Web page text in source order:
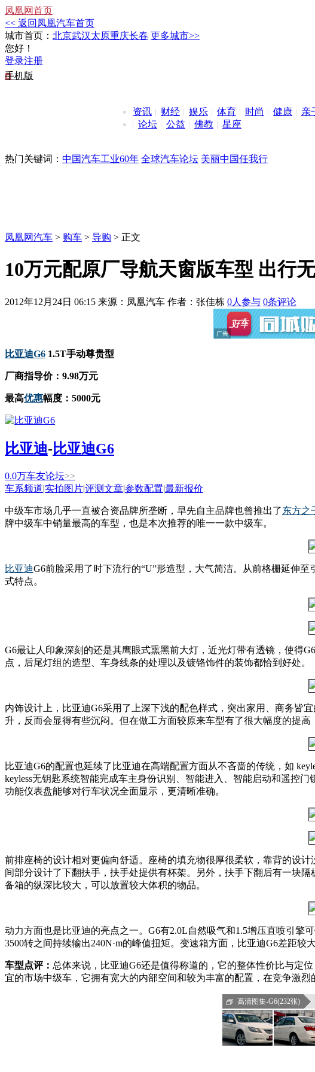
凤凰网首页
<< 返回凤凰汽车首页
城市首页： 北京武汉太原重庆长春 更多城市>>
您好！
登录注册
手机版
资讯
财经 娱乐 体育 时尚 健康 亲
论坛
公益 佛教 星座
热门关键词： 中国汽车工业60年 全球汽车论坛 美丽中国任我行
凤凰网汽车 > 购车 > 导购 > 正文
10万元配原厂导航天窗版车型 出行
2012年12月24日 06:15 来源：凤凰汽车 作者： 张佳栋 0人参与 0条评论
比亚迪G6 1.5T手动尊贵型
厂商指导价：9.98万元
最高优惠幅度：5000元
比亚迪-比亚迪G6
0.0万车友论坛>>
车系频道|实拍图片|评测文章|参数配置|最新报价
中级车市场几乎一直被合资品牌所垄断，早先自主品牌也曾推出了东方之
牌中级车中销量最高的车型，也是本次推荐的唯一一款中级车。
比亚迪G6前脸采用了时下流行的“U”形造型，大气简洁。从前格栅延伸
式特点。
G6最让人印象深刻的还是其鹰眼式熏黑前大灯，近光灯带有透镜，使得
点，后尾灯组的造型、车身线条的处理以及镀铬饰件的装饰都恰到好处。
内饰设计上，比亚迪G6采用了上深下浅的配色样式，突出家用、商务皆
升，反而会显得有些沉闷。但在做工方面较原来车型有了很大幅度的提高
比亚迪G6的配置也延续了比亚迪在高端配置方面从不吝啬的传统，如
keyless无钥匙系统智能完成车主身份识别、智能进入、智能启动和遥控
功能仪表盘能够对行车状况全面显示，更清晰准确。
前排座椅的设计相对更偏向舒适。座椅的填充物很厚很柔软，靠背的设
间部分设计了下翻扶手，扶手处提供有杯架。另外，扶手下翻后有一块
备箱的纵深比较大，可以放置较大体积的物品。
动力方面也是比亚迪的亮点之一。G6有2.0L自然吸气和1.5增压直喷引擎
3500转之间持续输出240N·m的峰值扭矩。变速箱方面，比亚迪G6差距
车型点评： 总体来说，比亚迪G6还是值得称道的，它的整体性价比与定
宜的市场中级车，它拥有宽大的内部空间和较为丰富的配置，在竞争激烈
高清图集-G6(232张)